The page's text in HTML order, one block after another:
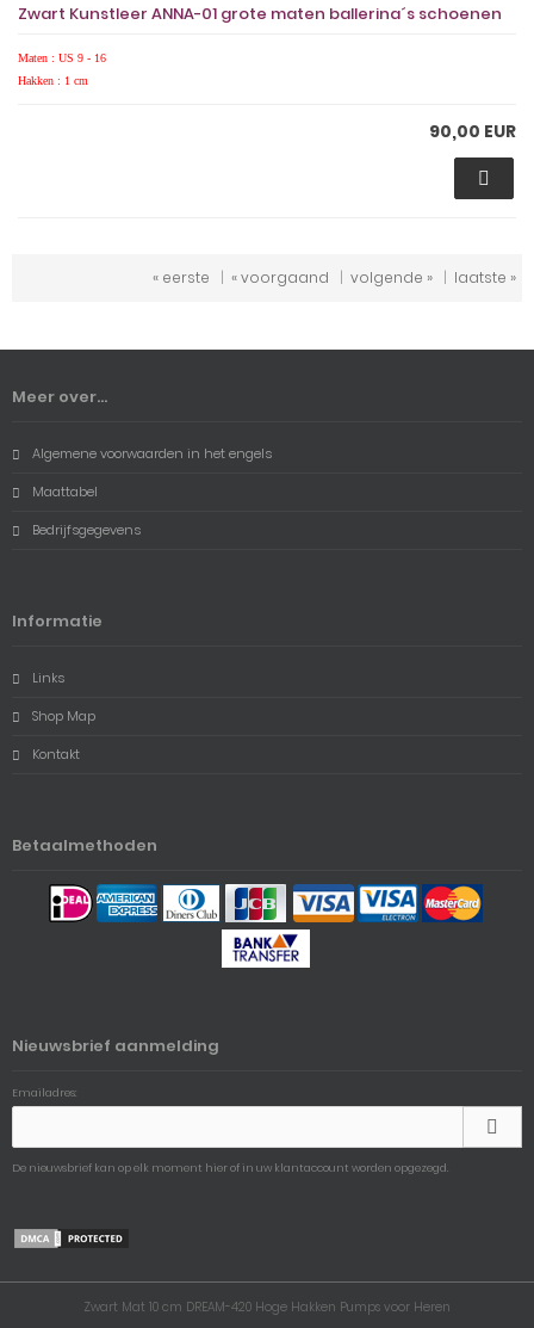
Zwart Kunstleer ANNA-01 grote maten ballerina´s schoenen
Maten : US 9 - 16
Hakken : 1 cm
90,00 EUR
« eerste | « voorgaand | volgende » | laatste »
Meer over...
Algemene voorwaarden in het engels
Maattabel
Bedrijfsgegevens
Informatie
Links
Shop Map
Kontakt
Betaalmethoden
Nieuwsbrief aanmelding
Emailadres:
De nieuwsbrief kan op elk moment hier of in uw klantaccount worden opgezegd.
Zwart Mat 10 cm DREAM-420 Hoge Hakken Pumps voor Heren